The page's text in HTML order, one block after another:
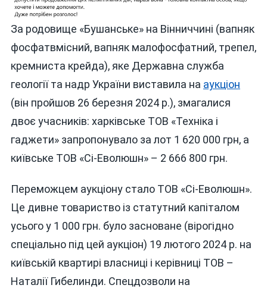
За родовище «Бушанське» на Вінниччині (вапняк
фосфатвмісний, вапняк малофосфатний, трепел,
кремниста крейда), яке Державна служба
геології та надр України виставила на аукціон
(він пройшов 26 березня 2024 р.), змагалися
двоє учасників: харківське ТОВ «Техніка і
гаджети» запропонувало за лот 1 620 000 грн, а
київське ТОВ «Сі-Еволюшн» – 2 666 800 грн.
Переможцем аукціону стало ТОВ «Сі-Еволюшн».
Це дивне товариство із статутний капіталом
усього у 1 000 грн. було засноване (вірогідно
спеціально під цей аукціон) 19 лютого 2024 р. на
київській квартирі власниці і керівниці ТОВ –
Наталії Гибелинди. Спецдозволи на